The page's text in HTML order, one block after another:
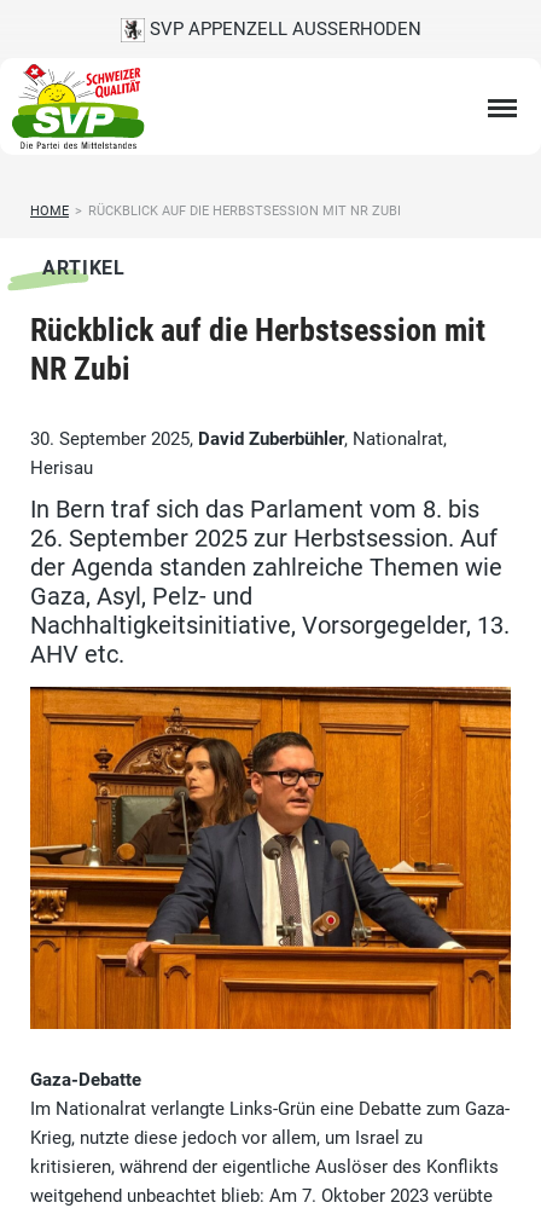
SVP APPENZELL AUSSERHODEN
HOME > RÜCKBLICK AUF DIE HERBSTSESSION MIT NR ZUBI
ARTIKEL
Rückblick auf die Herbstsession mit
NR Zubi
30. September 2025, David Zuberbühler, Nationalrat,
Herisau
In Bern traf sich das Parlament vom 8. bis
26. September 2025 zur Herbstsession. Auf
der Agenda standen zahlreiche Themen wie
Gaza, Asyl, Pelz- und
Nachhaltigkeitsinitiative, Vorsorgegelder, 13.
AHV etc.
Gaza-Debatte
Im Nationalrat verlangte Links-Grün eine Debatte zum Gaza-
Krieg, nutzte diese jedoch vor allem, um Israel zu
kritisieren, während der eigentliche Auslöser des Konflikts
weitgehend unbeachtet blieb: Am 7. Oktober 2023 verübte